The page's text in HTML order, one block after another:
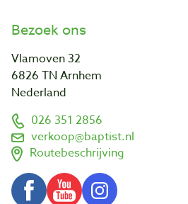
Bezoek ons
Vlamoven 32
6826 TN Arnhem
Nederland
026 351 2856
verkoop@baptist.nl
Routebeschrijving